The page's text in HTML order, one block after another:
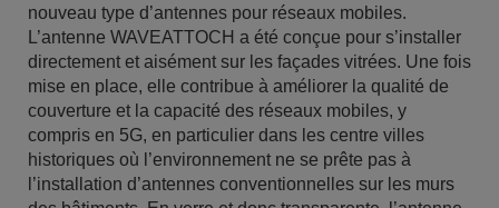
nouveau type d’antennes pour réseaux mobiles.
L’antenne WAVEATTOCH a été conçue pour s’installer
directement et aisément sur les façades vitrées. Une fois
mise en place, elle contribue à améliorer la qualité de
couverture et la capacité des réseaux mobiles, y
compris en 5G, en particulier dans les centre villes
historiques où l’environnement ne se prête pas à
l’installation d’antennes conventionnelles sur les murs